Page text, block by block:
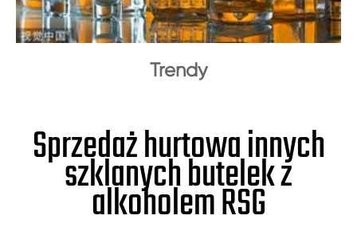
Trendy
Sprzedaż hurtowa innych
szklanych butelek z
alkoholem RSG